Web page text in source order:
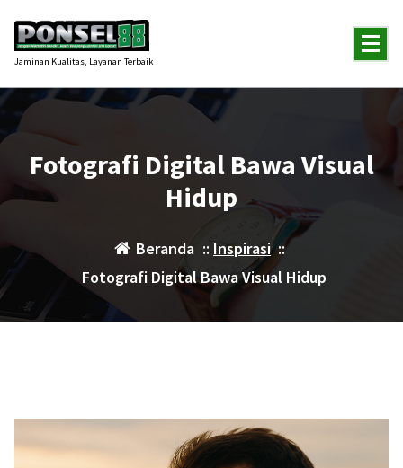
konten
Jaminan Kualitas, Layanan Terbaik
Fotografi Digital Bawa Visual
Hidup
Beranda :: Inspirasi::
Fotografi Digital Bawa Visual Hidup